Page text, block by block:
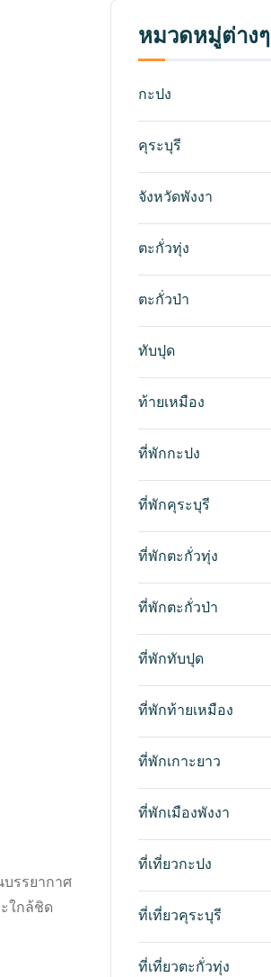
รรยากาศ
ใกล้ชิด
หมวดหมู่ต่างๆ
กะปง
คุระบุรี
จังหวัดพังงา
ตะกั่วทุ่ง
ตะกั่วป่า
ทับปุด
ท้ายเหมือง
ที่พักกะปง
ที่พักคุระบุรี
ที่พักตะกั่วทุ่ง
ที่พักตะกั่วป่า
ที่พักทับปุด
ที่พักท้ายเหมือง
ที่พักเกาะยาว
ที่พักเมืองพังงา
ที่เที่ยวกะปง
ที่เที่ยวคุระบุรี
ที่เที่ยวตะกั่วทุ่ง